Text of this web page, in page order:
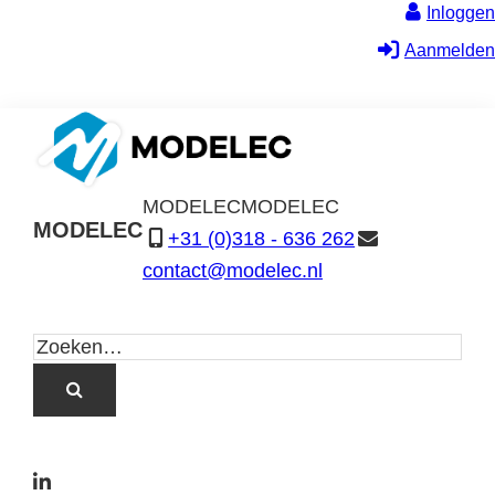
Inloggen
Aanmelden
MODELEC
MODELECMODELEC
+31 (0)318 - 636 262
contact@modelec.nl
L